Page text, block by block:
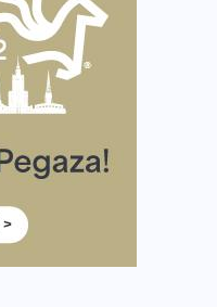
się w bieganiu?
warto włączyć do
weekend z
Warszawskiego.
– praktyczny